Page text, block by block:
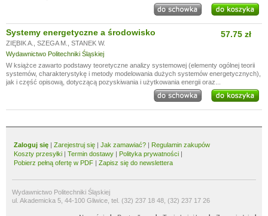
Systemy energetyczne a środowisko
ZIĘBIK A. SZEGA M.
STANEK W.
Wydawnictwo Politechniki Śląskiej
57.75 zł
W książce zawarto podstawy teoretyczne analizy systemowej (elementy ogólnej teorii
systemów, charakterystykę i metody modelowania dużych systemów energetycznych),
jak i część opisową, dotyczącą pozyskiwania i użytkowania energii oraz...
Zaloguj się | Zarejestruj się | Jak zamawiać? | Regulamin zakupów
Koszty przesyłki | Termin dostawy | Polityka prywatności |
Pobierz pełną ofertę w PDF | Zapisz się do newslettera
Wydawnictwo Politechniki Śląskiej
ul. Akademicka 5, 44-100 Gliwice, tel. (32) 237 18 48, (32) 237 17 26